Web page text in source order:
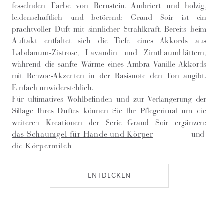
fesselnden Farbe von Bernstein. Ambriert und holzig,
leidenschaftlich und betörend: Grand Soir ist ein
prachtvoller Duft mit sinnlicher Strahlkraft. Bereits beim
Auftakt entfaltet sich die Tiefe eines Akkords aus
Labdanum-Zistrose, Lavandin und Zimtbaumblättern,
während die sanfte Wärme eines Ambra-Vanille-Akkords
mit Benzoe-Akzenten in der Basisnote den Ton angibt.
Einfach unwiderstehlich.
Für ultimatives Wohlbefinden und zur Verlängerung der
Sillage Ihres Duftes können Sie Ihr Pflegeritual um die
weiteren Kreationen der Serie Grand Soir ergänzen:
das Schaumgel für Hände und Körper und
die Körpermilch.
ENTDECKEN